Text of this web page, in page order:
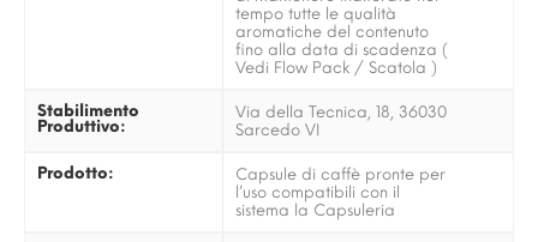
tempo tutte le qualità
aromatiche del contenuto
fino alla data di scadenza (
Vedi Flow Pack / Scatola )
Stabilimento
Produttivo:
Via della Tecnica, 18, 36030
Sarcedo VI
Prodotto:
Capsule di caffè pronte per
l’uso compatibili con il
sistema la Capsuleria